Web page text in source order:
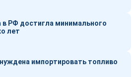
в РФ достигла минимального
лет
импортировать топливо